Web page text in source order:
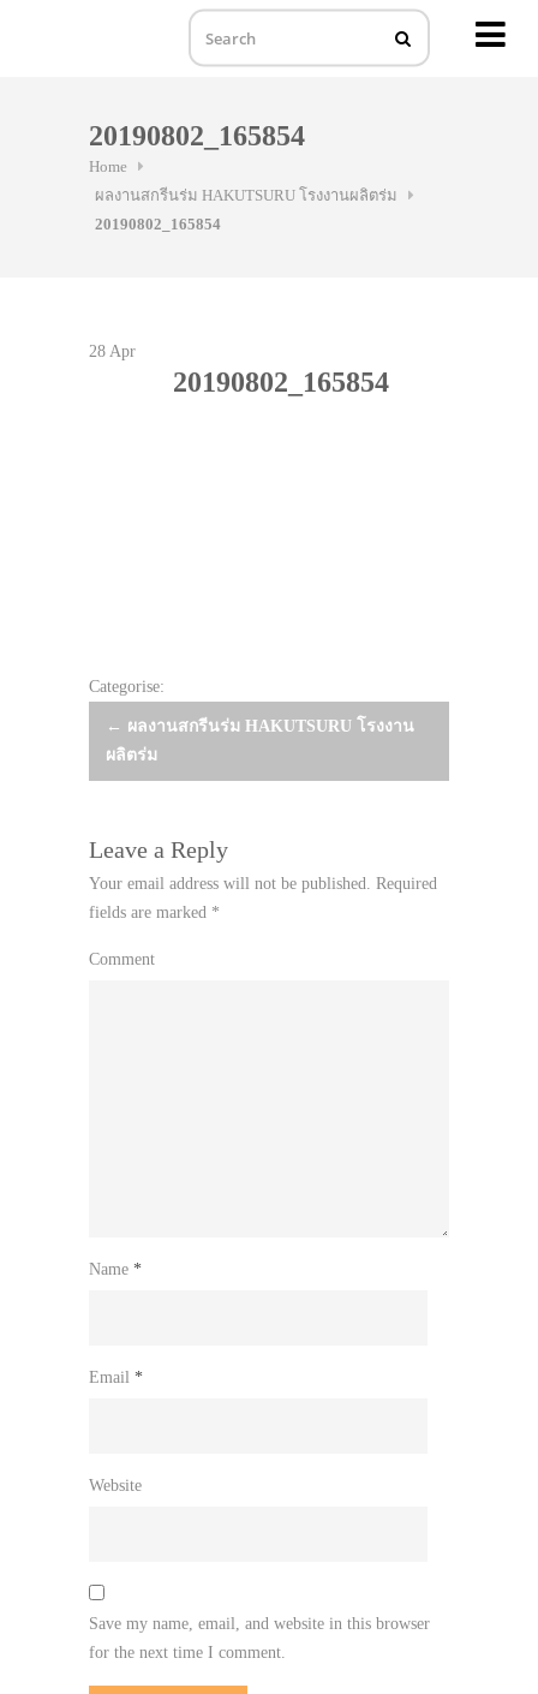
20190802_165854
Home
ผลงานสกรีนร่ม HAKUTSURU โรงงานผลิตร่ม
20190802_165854
28 Apr
20190802_165854
Categorise:
Post
navigation
← ผลงานสกรีนร่ม HAKUTSURU โรงงาน
ผลิตร่ม
Leave a Reply
Your email address will not be published. Required
fields are marked *
Comment
Name *
Email *
Website
Save my name, email, and website in this browser
for the next time I comment.